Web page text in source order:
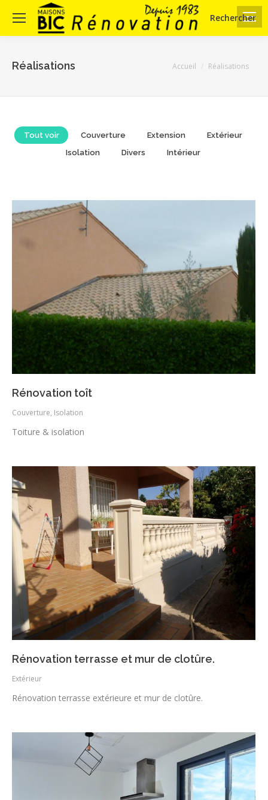
Search:
Rechercher
Réalisations Vous êtes ici :
Accueil Réalisations
Tout voir Couverture Extension
Extérieur
Isolation
Divers Intérieur
Rénovation toît
Couverture, Isolation
Toiture & isolation
Rénovation terrasse et mur de clotûre.
Extérieur
Rénovation terrasse extérieure et mur de clotûre.